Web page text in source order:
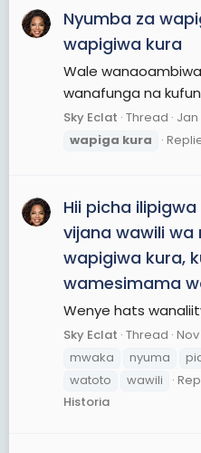
Nyumba za
wapigiwa kura
Wale
wanafunga na
Sky Eclat Thread Jan
wapiga kura
Hii picha
vijana wawili
wapigiwa kura,
wamesimama
Wenye hats
Sky Eclat Thread Nov
mwaka
nyuma
watoto
wawili
Historia